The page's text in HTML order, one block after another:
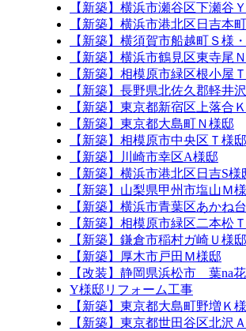
【新築】横浜市瀬谷区下瀬谷
【新築】横浜市港北区日吉本
【新築】横須賀市船越町Ｓ様
【新築】横浜市鶴見区東寺尾
【新築】相模原市緑区根小屋
【新築】長野県北佐久郡軽井
【新築】東京都新宿区上落合
【新築】東京都大島町Ｎ様邸
【新築】相模原市中央区Ｔ様邸
【新築】川崎市幸区A様邸
【新築】横浜市港北区日吉S様
【新築】山梨県甲州市塩山Ｍ
【新築】横浜市青葉区あかね
【新築】相模原市緑区二本松
【新築】鎌倉市稲村ガ崎Ｕ様邸
【新築】厚木市戸田Ｍ様邸
【改装】静岡県浜松市 葉na花
Y様邸リフォーム工事
【新築】東京都大島町野増Ｋ
【新築】東京都世田谷区北沢